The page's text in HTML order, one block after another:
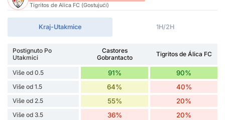
Tigritos de Alica FC (Gostujući)
Kraj-Utakmice 1H/2H
Postignuto Po
Utakmici
Castores
Gobrantacto
Tigritos de Álica FC
Više od 0.5 91% 90%
Više od 1.5 64% 40%
Više od 2.5 55% 20%
Više od 3.5 36% 20%